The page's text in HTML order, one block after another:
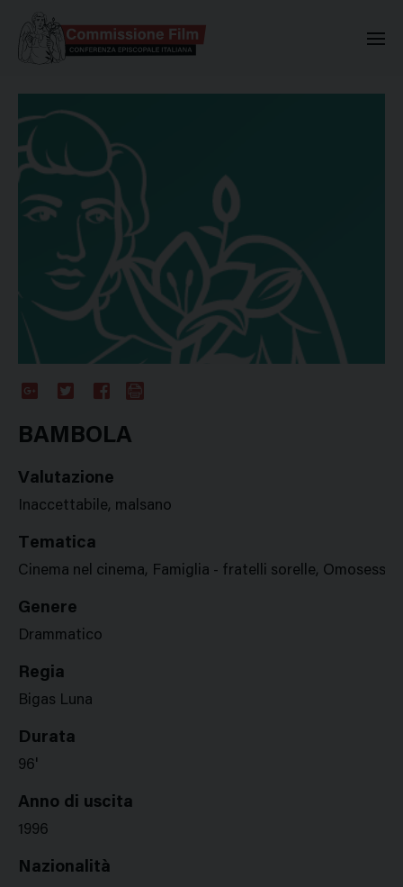
Plus
BAMBOLA
Valutazione
Inaccettabile, malsano
Tematica
Cinema nel cinema, Famiglia - fratelli sorelle,
Genere
Drammatico
Regia
Bigas Luna
Durata
96'
Anno di uscita
1996
Nazionalità